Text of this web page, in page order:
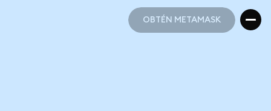
OBTÉN METAMASK